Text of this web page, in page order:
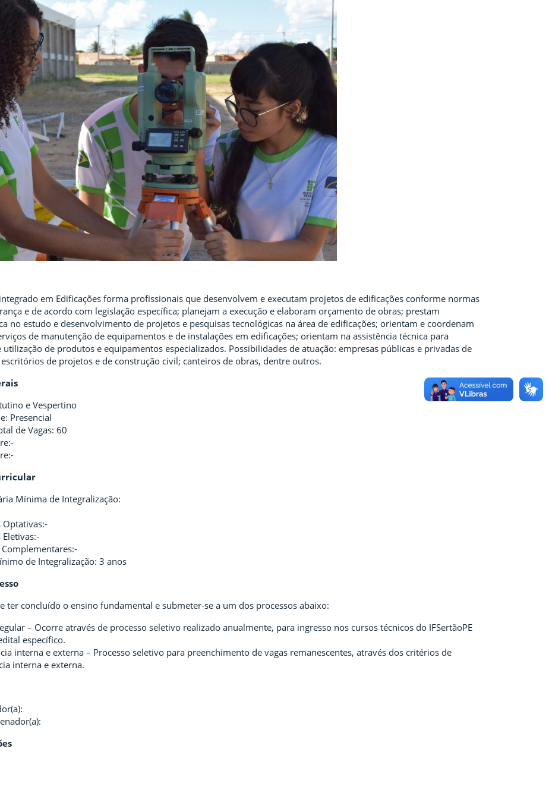
em Edificações forma profissionais que desenvolvem e executam projetos de edificações conforme normas
e de acordo com legislação específica; planejam a execução e elaboram orçamento de obras; prestam
no estudo e desenvolvimento de projetos e pesquisas tecnológicas na área de edificações; orientam e coordenam
de manutenção de equipamentos e de instalações em edificações; orientam na assistência técnica para
utilização de produtos e equipamentos especializados. Possibilidades de atuação: empresas públicas e privadas de
de projetos e de construção civil; canteiros de obras, dentre outros.
e Vespertino
Presencial
de Vagas: 60
Mínima de Integralização:
Optativas:-
de Integralização: 3 anos
ter concluído o ensino fundamental e submeter-se a um dos processos abaixo:
– Ocorre através de processo seletivo realizado anualmente, para ingresso nos cursos técnicos do IFSertãoPE
específico.
interna e externa – Processo seletivo para preenchimento de vagas remanescentes, através dos critérios de
interna e externa.